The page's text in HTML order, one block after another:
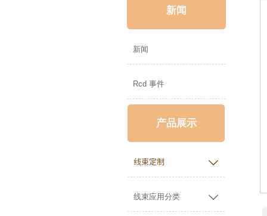
新闻
新闻
Rcd 事件
产品展示
线束定制 
线束应用分类 